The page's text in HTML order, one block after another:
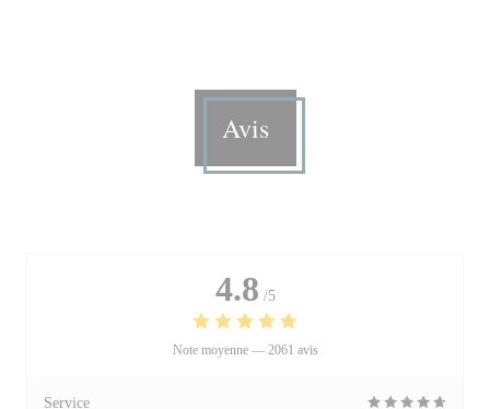
Avis
4.8 /5
Note moyenne — 2061 avis
Service